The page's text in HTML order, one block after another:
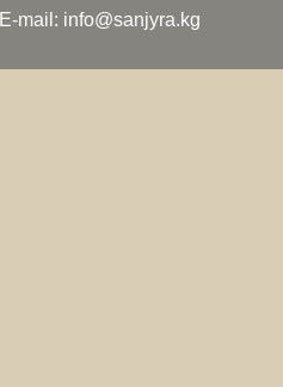
E-mail: info@sanjyra.kg